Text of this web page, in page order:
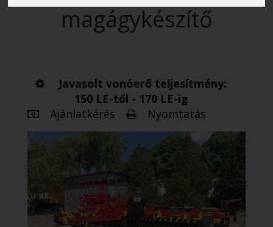
magágykészítő
Javasolt vonóerő teljesítmény:
150 LE-től - 170 LE-ig
Ajánlatkérés
Nyomtatás